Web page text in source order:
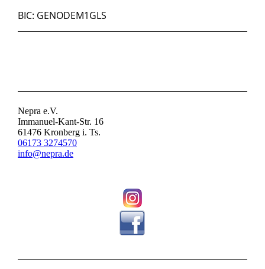
BIC: GENODEM1GLS
Nepra e.V.
Immanuel-Kant-Str. 16
61476 Kronberg i. Ts.
06173 3274570
info@nepra.de